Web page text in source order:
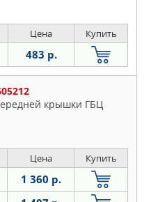
Цена Купить
483 р.
крышки ГБЦ
Цена Купить
1 360 р.